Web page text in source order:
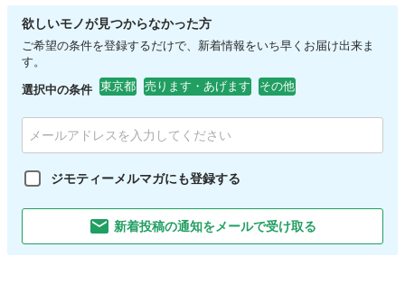
欲しいモノが見つからなかった方
ご希望の条件を登録するだけで、新着情報をいち早くお届け出来ま
す。
選択中の条件 東京都 売ります・あげます その他
ジモティーメルマガにも登録する
新着投稿の通知をメールで受け取る